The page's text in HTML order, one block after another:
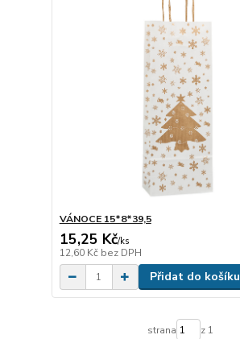
VÁNOCE 15*8*39,5
15,25 Kč/ks
12,60 Kč bez DPH
Přidat do košíku
strana z 1